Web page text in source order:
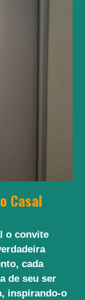
Casal
o convite
cada
de seu ser
inspirando-o